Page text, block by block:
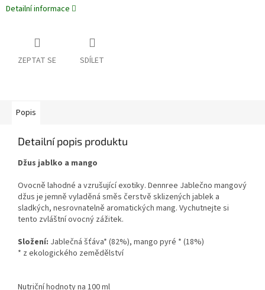
Detailní informace
ZEPTAT SE SDÍLET
Popis
Detailní popis produktu
Džus jablko a mango
Ovocně lahodné a vzrušující exotiky. Dennree Jablečno mangový
džus je jemně vyladěná směs čerstvě sklizených jablek a
sladkých, nesrovnatelně aromatických mang. Vychutnejte si
tento zvláštní ovocný zážitek.
Složení: Jablečná šťáva* (82%), mango pyré * (18%)
* z ekologického zemědělství
Nutriční hodnoty na 100 ml